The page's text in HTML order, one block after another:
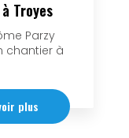
Troyes
Parzy
chantier à
plus